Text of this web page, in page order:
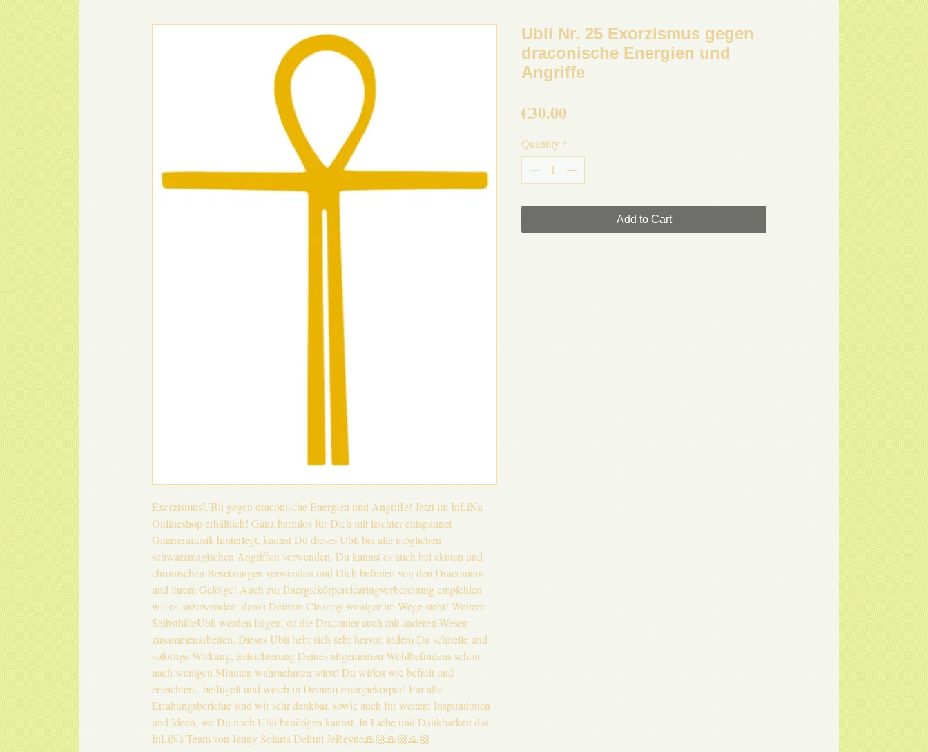
ExorzismusUBli gegen draconische Energien und Angriffe! Jetzt im InLiNa
Onlineshop erhältlich! Ganz harmlos für Dich mit leichter entspannet
Gitarrenmusik hinterlegt, kannst Du dieses Ubli bei alle möglichen
schwarzmagischen Angriffen verwenden. Du kannst es auch bei akuten und
chronischen Besetzungen verwenden und Dich befreien von den Draconiern
und ihrem Gefolge! Auch zur Energiekörperclearingvorbereitung empfehlen
wir es anzuwenden, damit Deinem Clearing weniger im Wege steht! Weitere
SelbsthilfeUbli werden folgen, da die Draconier auch mit anderen Wesen
zusammenarbeiten. Dieses Ubli hebt sich sehr hervor, indem Du schnelle und
sofortige Wirkung, Erleichterung Deines allgemeinen Wohlbefindens schon
nach wenigen Minuten wahrnehmen wirst! Du wirkst wie befreit und
erleichtert...beflügelt und weich in Deinem Energiekörper! Für alle
Erfahungsberichte sind wir sehr dankbar, sowie auch für weitere Inspirationen
und Ideen, wo Du noch Ubli benötigen kannst. In Liebe und Dankbarkeit das
InLiNa Team von Jenny Solaria Delfini JeReyne🙏🏻🙏🏼🙏🏼
Ubli Nr. 25 Exorzismus gegen
draconische Energien und
Angriffe
€30.00Price
Quantity *
Add to Cart